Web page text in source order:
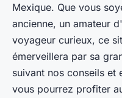
Mexique. Que vous
ancienne, un amateur
voyageur curieux, ce
émerveillera par sa
suivant nos conseils et
vous pourrez profiter